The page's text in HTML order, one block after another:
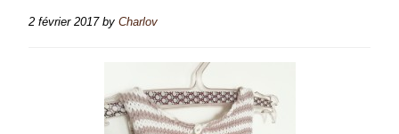
2 février 2017by Charlov